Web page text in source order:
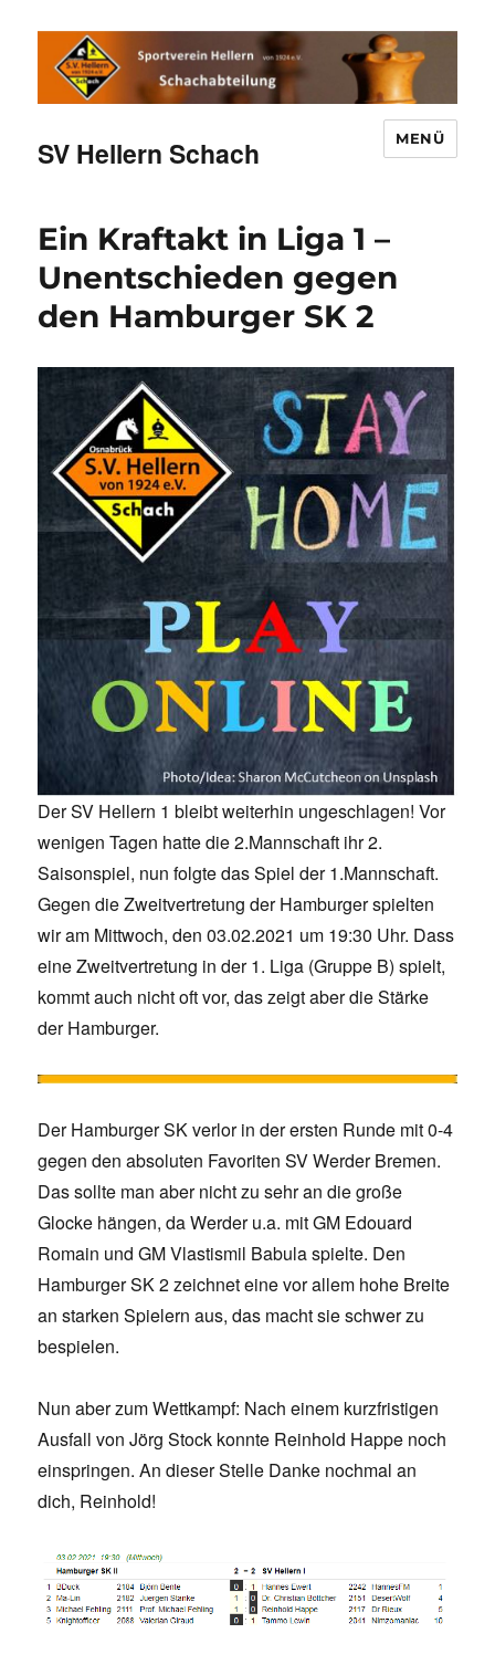
SV Hellern Schach MENÜ
Ein Kraftakt in Liga 1 –
Unentschieden gegen
den Hamburger SK 2
Der SV Hellern 1 bleibt weiterhin ungeschlagen! Vor
wenigen Tagen hatte die 2.Mannschaft ihr 2.
Saisonspiel, nun folgte das Spiel der 1.Mannschaft.
Gegen die Zweitvertretung der Hamburger spielten
wir am Mittwoch, den 03.02.2021 um 19:30 Uhr. Dass
eine Zweitvertretung in der 1. Liga (Gruppe B) spielt,
kommt auch nicht oft vor, das zeigt aber die Stärke
der Hamburger.
Der Hamburger SK verlor in der ersten Runde mit 0-4
gegen den absoluten Favoriten SV Werder Bremen.
Das sollte man aber nicht zu sehr an die große
Glocke hängen, da Werder u.a. mit GM Edouard
Romain und GM Vlastismil Babula spielte. Den
Hamburger SK 2 zeichnet eine vor allem hohe Breite
an starken Spielern aus, das macht sie schwer zu
bespielen.
Nun aber zum Wettkampf: Nach einem kurzfristigen
Ausfall von Jörg Stock konnte Reinhold Happe noch
einspringen. An dieser Stelle Danke nochmal an
dich, Reinhold!